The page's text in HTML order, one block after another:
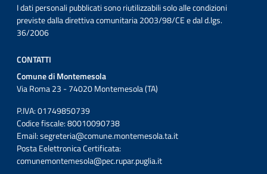
I dati personali pubblicati sono riutilizzabili solo alle condizioni
previste dalla direttiva comunitaria 2003/98/CE e dal d.lgs.
36/2006
CONTATTI
Comune di Montemesola
Via Roma 23 - 74020 Montemesola (TA)
P.IVA: 01749850739
Codice fiscale: 80010090738
Email:segreteria@comune.montemesola.ta.it
Posta Eelettronica Certificata:
comunemontemesola@pec.rupar.puglia.it